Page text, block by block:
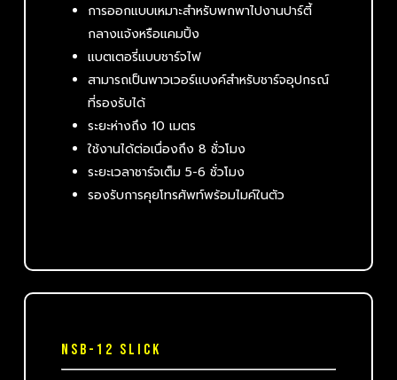
การออกแบบเหมาะสำหรับพกพาไปงานปาร์ตี้
กลางแจ้งหรือแคมปิ้ง
แบตเตอรี่แบบชาร์จไฟ
สามารถเป็นพาวเวอร์แบงค์สำหรับชาร์จอุปกรณ์
ที่รองรับได้
ระยะห่างถึง 10 เมตร
ใช้งานได้ต่อเนื่องถึง 8 ชั่วโมง
ระยะเวลาชาร์จเต็ม 5-6 ชั่วโมง
รองรับการคุยโทรศัพท์พร้อมไมค์ในตัว
NSB-12 SLICK